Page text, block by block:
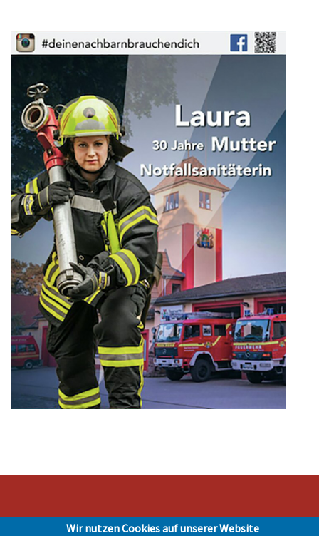
Stadt Hohen Neuendorf • Oranienburger Str. 2 • 16540 Hohen Neuendorf •
Wir nutzen Cookies auf unserer Website